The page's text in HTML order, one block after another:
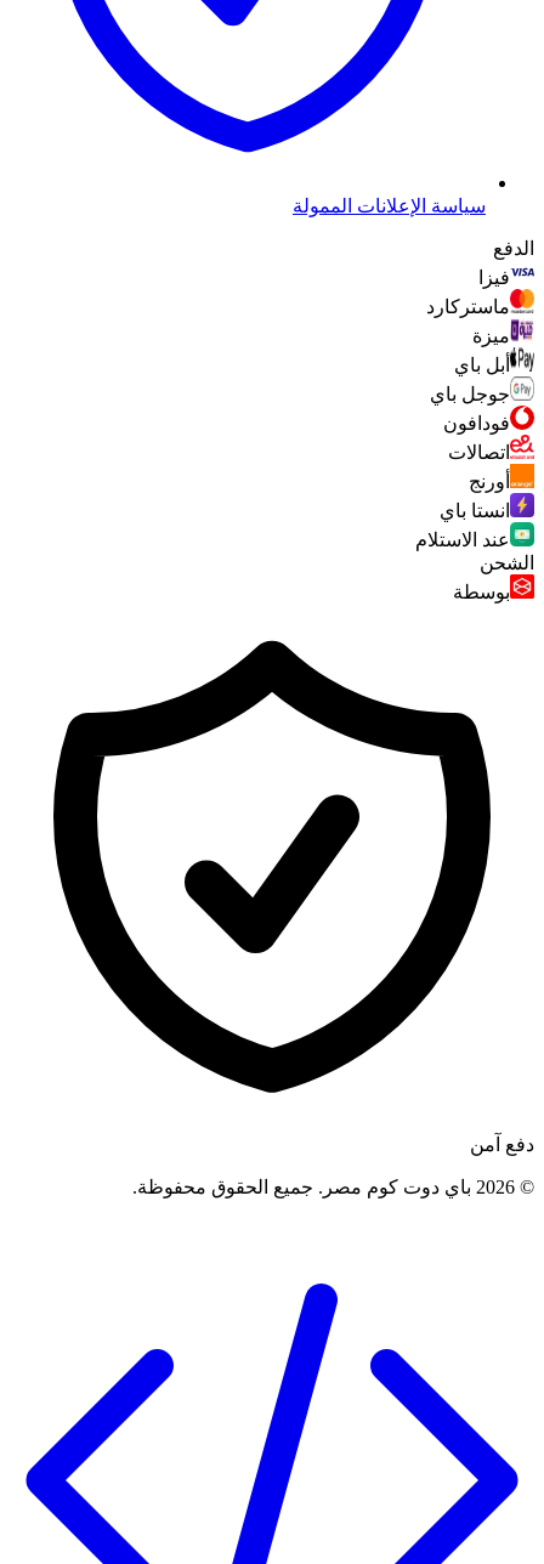
سياسة الإعلانات الممولة
الدفع
فيزا
ماستركارد
ميزة
أبل باي
جوجل باي
فودافون
اتصالات
أورنج
انستا باي
عند الاستلام
الشحن
بوسطة
دفع آمن
©
2026 باي دوت كوم مصر . جميع الحقوق محفوظة.